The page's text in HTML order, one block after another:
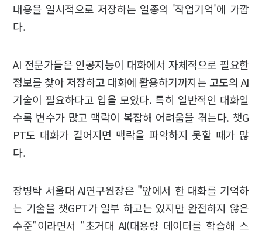
내용을 일시적으로 저장하는 일종의 '작업기억'에 가깝
다.
AI 전문가들은 인공지능이 대화에서 자체적으로 필요한
정보를 찾아 저장하고 대화에 활용하기까지는 고도의 AI
기술이 필요하다고 입을 모았다. 특히 일반적인 대화일
수록 변수가 많고 맥락이 복잡해 어려움을 겪는다. 챗G
PT도 대화가 길어지면 맥락을 파악하지 못할 때가 많
다.
장병탁 서울대 AI연구원장은 "앞에서 한 대화를 기억하
는 기술을 챗GPT가 일부 하고는 있지만 완전하지 않은
수준"이라면서 "초거대 AI(대용량 데이터를 학습해 스